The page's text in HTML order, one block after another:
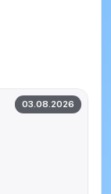
03.08.2026